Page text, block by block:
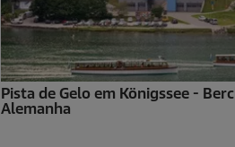
Pista de Gelo em Königssee -
Alemanha